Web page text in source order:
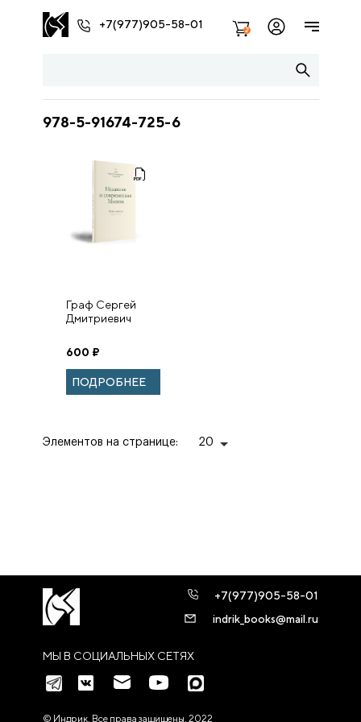
+7(977)905-58-01 2
978-5-91674-725-6
Граф Сергей
Дмитриевич
НЕДАВНЯЯ И
СОВРЕМЕННАЯ
МОСКВА
Воспоминания
600 ₽
ПОДРОБНЕЕ
Элементов на странице: 20
МЫ В СОЦИАЛЬНЫХ СЕТЯХ
+7(977)905-58-01
indrik_books@mail.ru
© Индрик. Все права защищены, 2022